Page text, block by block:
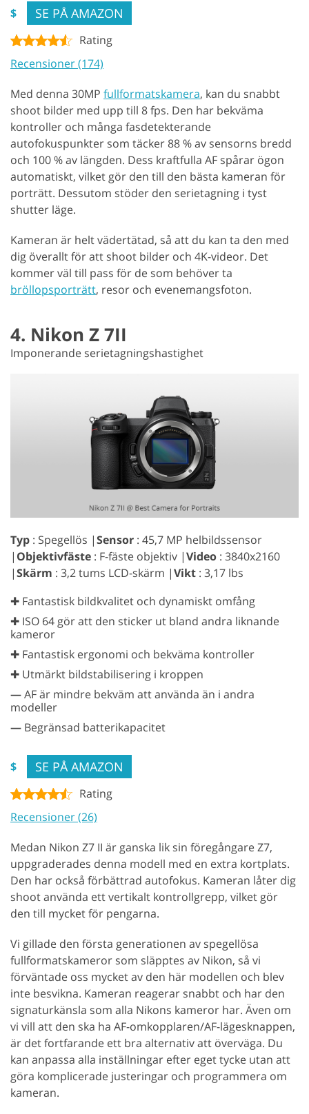
$ SE PÅ AMAZON
Rating
Recensioner (174)
Med denna 30MP fullformatskamera, kan du snabbt
shoot bilder med upp till 8 fps. Den har bekväma
kontroller och många fasdetekterande
autofokuspunkter som täcker 88 % av sensorns bredd
och 100 % av längden. Dess kraftfulla AF spårar ögon
automatiskt, vilket gör den till den bästa kameran för
porträtt. Dessutom stöder den serietagning i tyst
shutter läge.
Kameran är helt vädertätad, så att du kan ta den med
dig överallt för att shoot bilder och 4K-videor. Det
kommer väl till pass för de som behöver ta
bröllopsporträtt, resor och evenemangsfoton.
4. Nikon Z 7II
Imponerande serietagningshastighet
Typ : Spegellös |Sensor : 45,7 MP helbildssensor
| Objektivfäste : F-fäste objektiv |Video : 3840x2160
|Skärm : 3,2 tums LCD-skärm |Vikt : 3,17 lbs
✚ Fantastisk bildkvalitet och dynamiskt omfång
✚ ISO 64 gör att den sticker ut bland andra liknande
kameror
✚ Fantastisk ergonomi och bekväma kontroller
✚ Utmärkt bildstabilisering i kroppen
—AF är mindre bekväm att använda än i andra
modeller
— Begränsad batterikapacitet
$ SE PÅ AMAZON
Rating
Recensioner (26)
Medan Nikon Z7 II är ganska lik sin föregångare Z7,
uppgraderades denna modell med en extra kortplats.
Den har också förbättrad autofokus. Kameran låter dig
shoot använda ett vertikalt kontrollgrepp, vilket gör
den till mycket för pengarna.
Vi gillade den första generationen av spegellösa
fullformatskameror som släpptes av Nikon, så vi
förväntade oss mycket av den här modellen och blev
inte besvikna. Kameran reagerar snabbt och har den
signaturkänsla som alla Nikons kameror har. Även om
vi vill att den ska ha AF-omkopplaren/AF-lägesknappen,
är det fortfarande ett bra alternativ att överväga. Du
kan anpassa alla inställningar efter eget tycke utan att
göra komplicerade justeringar och programmera om
kameran.